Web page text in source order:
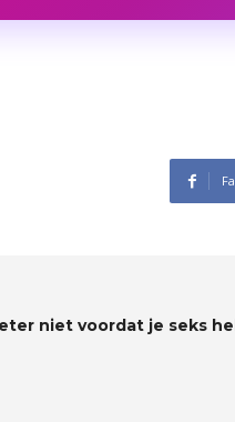
niet voordat je seks